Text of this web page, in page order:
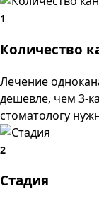
1
Количество
Лечение
дешевле, чем 3-
стоматологу
2
Стадия